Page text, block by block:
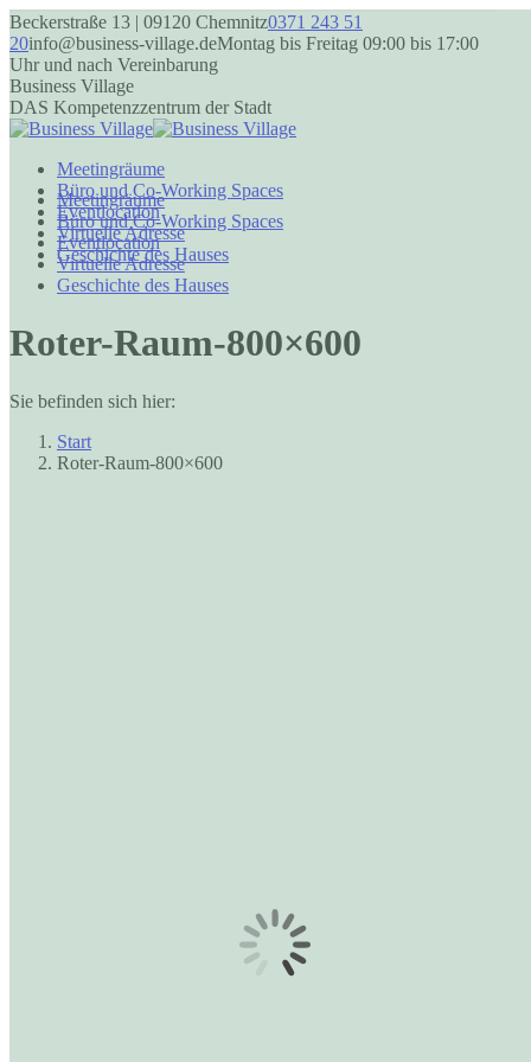
Zum
Inhalt
springen
Beckerstraße 13 | 09120 Chemnitz0371 243 51
20info@business-village.deMontag bis Freitag 09:00 bis 17:00
Uhr und nach Vereinbarung
Business Village
DAS Kompetenzzentrum der Stadt
Meetingräume
Büro und Co-Working Spaces
Eventlocation
Virtuelle Adresse
Geschichte des Hauses
Facebook
opens
in
window
Instagram
opens
in
window
Meetingräume
Büro und Co-Working Spaces
Eventlocation
Virtuelle Adresse
Geschichte des Hauses
Roter-Raum-800×600
Sie befinden sich hier:
Start
Roter-Raum-800×600